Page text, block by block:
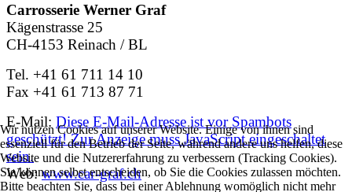
Carrosserie Werner Graf
Kägenstrasse 25
CH-4153 Reinach / BL
Tel. +41 61 711 14 10
Fax +41 61 713 87 71
E-Mail: Diese E-Mail-Adresse ist vor Spambots
geschützt! Zur Anzeige muss JavaScript eingeschaltet
sein.
Web:www.car-graf.ch
Wir nutzen Cookies auf unserer Website. Einige von ihnen sind
essenziell für den Betrieb der Seite, während andere uns helfen, diese
Website und die Nutzererfahrung zu verbessern (Tracking Cookies).
Sie können selbst entscheiden, ob Sie die Cookies zulassen möchten.
Bitte beachten Sie, dass bei einer Ablehnung womöglich nicht mehr